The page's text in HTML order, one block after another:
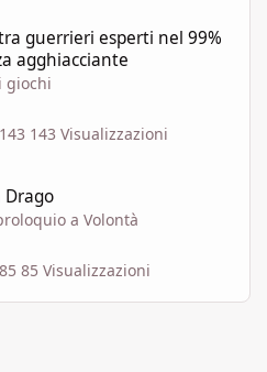
guerrieri esperti nel 99%
agghiacciante
giochi
143 Visualizzazioni
Drago
a Volontà
85 Visualizzazioni